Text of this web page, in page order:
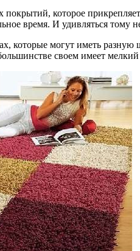
покрытий, которое
время. И удивляться тому
которые могут иметь
своем имеет